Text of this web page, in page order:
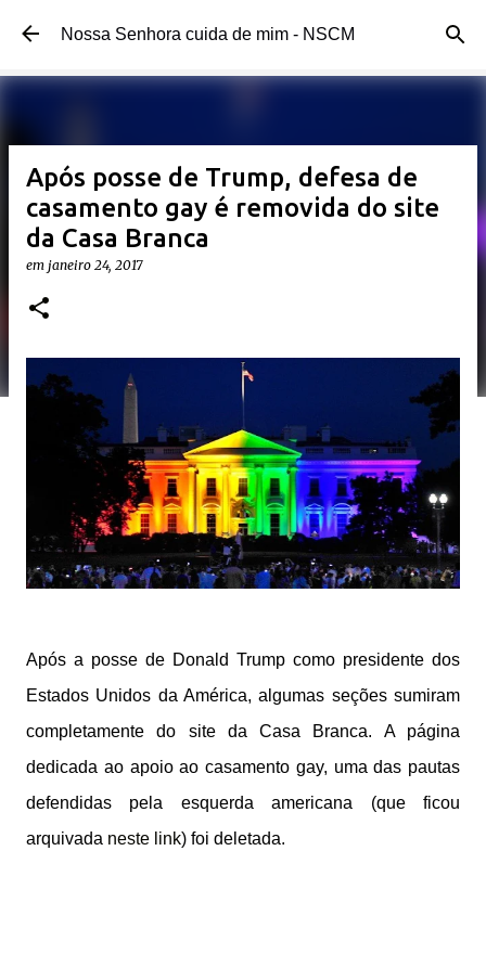
Pular para o conteúdo principal
Nossa Senhora cuida de mim - NSCM
Após posse de Trump, defesa de
casamento gay é removida do site
da Casa Branca
em janeiro 24, 2017
Após a posse de Donald Trump como presidente dos
Estados Unidos da América, algumas seções sumiram
completamente do site da Casa Branca. A página
dedicada ao apoio ao casamento gay, uma das pautas
defendidas pela esquerda americana (que ficou
arquivada neste link) foi deletada.